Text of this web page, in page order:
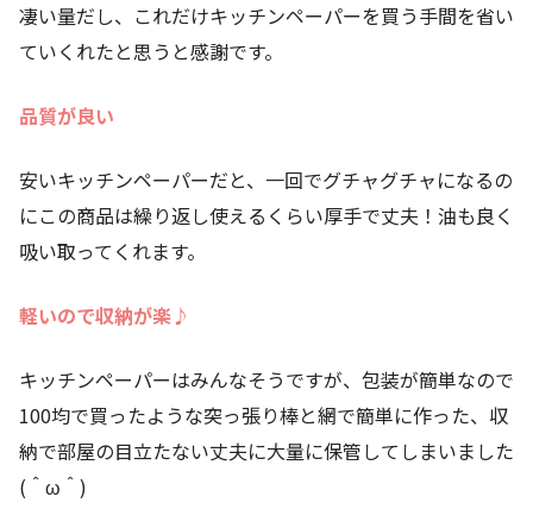
凄い量だし、これだけキッチンペーパーを買う手間を省い
ていくれたと思うと感謝です。
品質が良い
安いキッチンペーパーだと、一回でグチャグチャになるの
にこの商品は繰り返し使えるくらい厚手で丈夫！油も良く
吸い取ってくれます。
軽いので収納が楽♪
キッチンペーパーはみんなそうですが、包装が簡単なので
100均で買ったような突っ張り棒と網で簡単に作った、収
納で部屋の目立たない丈夫に大量に保管してしまいました
(＾ω＾)